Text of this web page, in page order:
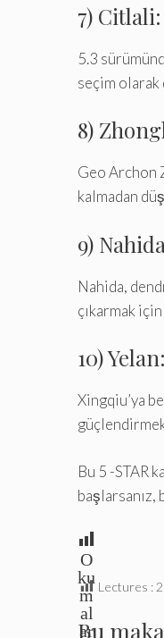
7)
5.3
seçim
8)
Geo Archon
kalmadan
9)
Nahida,
çıkarmak
10)
Xingqiu’ya
Bu 5 -STAR
başlarsanız,
O
ku
m
al
ar
Lectures :
Bu